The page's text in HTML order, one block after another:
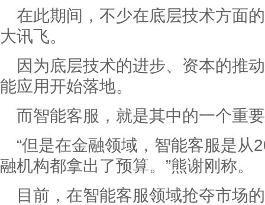
在此期间，不少在底层技术方面
大讯飞。
因为底层技术的进步、资本的推
能应用开始落地。
而智能客服，就是其中的一个重
“但是在金融领域，智能客服是从
融机构都拿出了预算。”熊谢刚称。
目前，在智能客服领域抢夺市场